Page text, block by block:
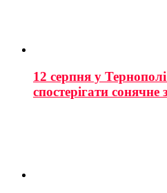
12 серпня у
спостерігати сонячне